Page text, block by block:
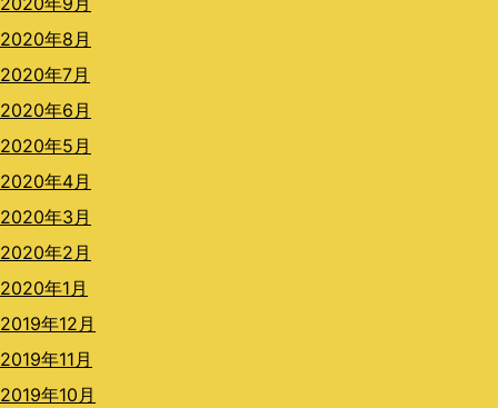
2020年8月
2020年7月
2020年6月
2020年5月
2020年4月
2020年3月
2020年2月
2020年1月
2019年12月
2019年11月
2019年10月